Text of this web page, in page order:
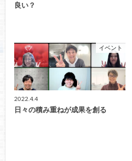
良い？
イベント
2022.4.4
日々の積み重ねが成果を創る